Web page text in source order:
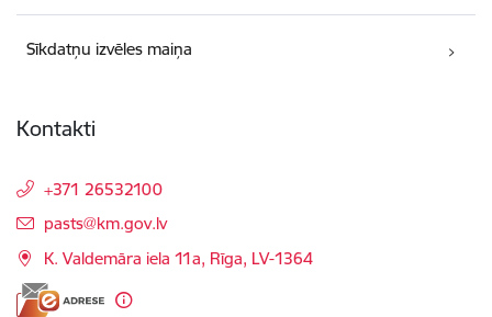
Sīkdatņu izvēles maiņa
Kontakti
+371 26532100
E-pasts:
pasts@km.gov.lv
K. Valdemāra iela 11a, Rīga, LV-1364